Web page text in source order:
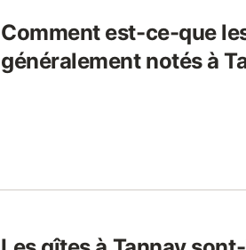
Comment est-ce-que
généralement notés à